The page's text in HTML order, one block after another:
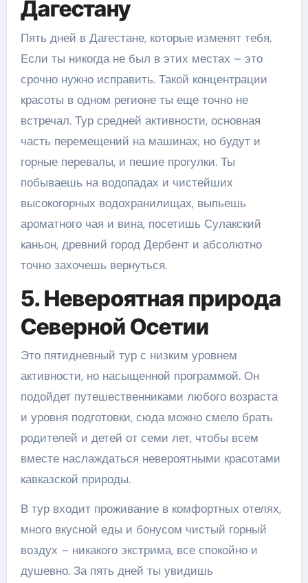
Дагестану
Пять дней в Дагестане, которые изменят тебя.
Если ты никогда не был в этих местах – это
срочно нужно исправить. Такой концентрации
красоты в одном регионе ты еще точно не
встречал. Тур средней активности, основная
часть перемещений на машинах, но будут и
горные перевалы, и пешие прогулки. Ты
побываешь на водопадах и чистейших
высокогорных водохранилищах, выпьешь
ароматного чая и вина, посетишь Сулакский
каньон, древний город Дербент и абсолютно
точно захочешь вернуться.
5. Невероятная природа
Северной Осетии
Это пятидневный тур с низким уровнем
активности, но насыщенной программой. Он
подойдет путешественниками любого возраста
и уровня подготовки, сюда можно смело брать
родителей и детей от семи лет, чтобы всем
вместе наслаждаться невероятными красотами
кавказской природы.
В тур входит проживание в комфортных отелях,
много вкусной еды и бонусом чистый горный
воздух – никакого экстрима, все спокойно и
душевно. За пять дней ты увидишь